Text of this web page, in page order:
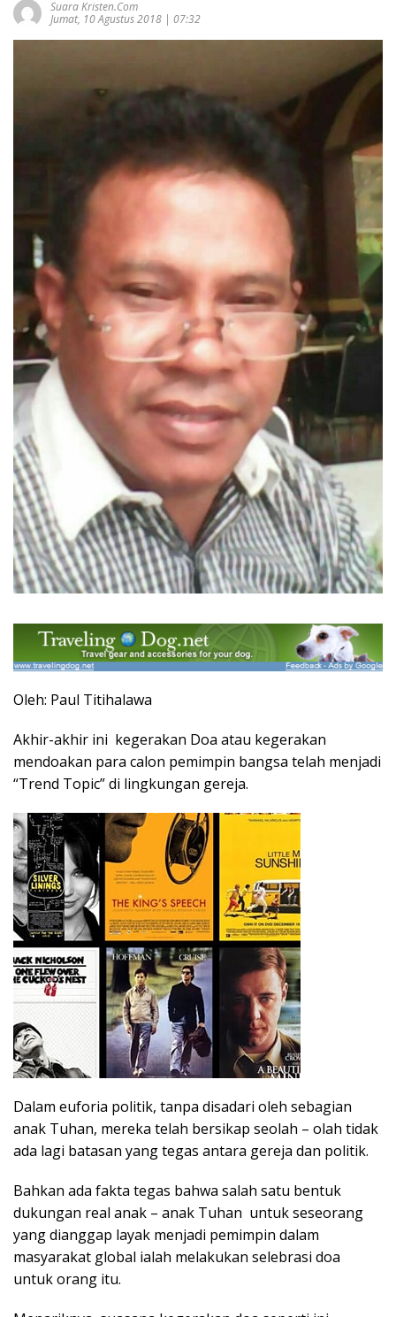
Suara Kristen.com
Jumat, 10 Agustus 2018 | 07:32
Oleh: Paul Titihalawa
Akhir-akhir ini kegerakan Doa atau kegerakan
mendoakan para calon pemimpin bangsa telah menjadi
“Trend Topic” di lingkungan gereja.
Dalam euforia politik, tanpa disadari oleh sebagian
anak Tuhan, mereka telah bersikap seolah – olah tidak
ada lagi batasan yang tegas antara gereja dan politik.
Bahkan ada fakta tegas bahwa salah satu bentuk
dukungan real anak – anak Tuhan untuk seseorang
yang dianggap layak menjadi pemimpin dalam
masyarakat global ialah melakukan selebrasi doa
untuk orang itu.